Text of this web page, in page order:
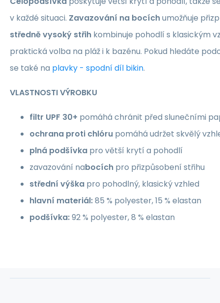
v každé situaci. Zavazování na bocíchumožňuje
středně vysoký střih kombinuje pohodlí s klasickým
praktická volba na pláž i k bazénu. Pokud hledáte
se také na plavky - spodní díl bikin.
VLASTNOSTI VÝROBKU
filtr UPF 30+ pomáhá chránit před slunečními
ochrana proti chlóru pomáhá udržet skvělý
plná podšívka pro větší krytí a pohodlí
zavazování nabocích pro přizpůsobení střihu
střední výška pro pohodlný, klasický vzhled
hlavní materiál:85 % polyester, 15 % elastan
podšívka:92 % polyester, 8 % elastan